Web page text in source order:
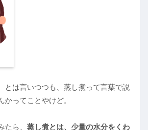
とは言いつつも、蒸し煮って言葉で説
かってことやけど。
たら、 蒸し煮とは、少量の水分をくわ